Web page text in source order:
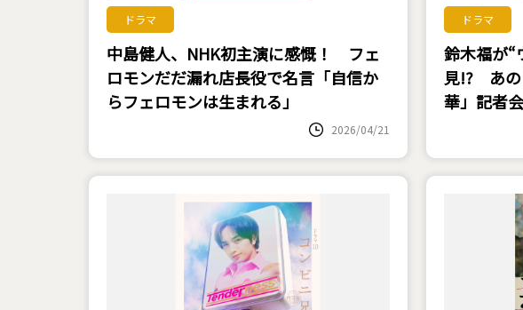
ドラマ
中島健人、NHK初主演に感慨！ フェ
ロモンだだ漏れ店長役で名言「自信か
らフェロモンは生まれる」
2026/04/21
ドラマ
鈴木福が“
見!? あの
華」記者